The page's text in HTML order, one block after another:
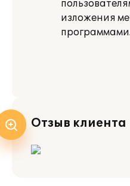
изложения
Отзыв клиента